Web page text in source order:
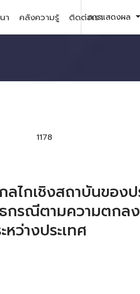
า คลังความรู้ ติดต่อเราการแสดงผล
1178
ไกเชิงสถาบันของป
กรณีตามความตกลง
หว่างประเทศ